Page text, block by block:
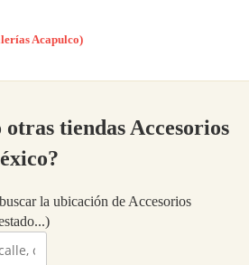
Acapulco)
otras tiendas Accesorios
la ubicación de Accesorios